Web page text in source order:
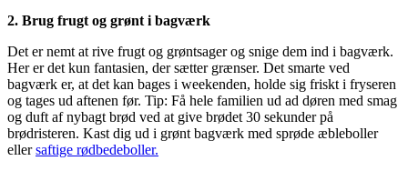
2. Brug frugt og grønt i bagværk
Det er nemt at rive frugt og grøntsager og snige dem ind i bagværk.
Her er det kun fantasien, der sætter grænser. Det smarte ved
bagværk er, at det kan bages i weekenden, holde sig friskt i fryseren
og tages ud aftenen før. Tip: Få hele familien ud ad døren med smag
og duft af nybagt brød ved at give brødet 30 sekunder på
brødristeren. Kast dig ud i grønt bagværk med sprøde æbleboller
ellersaftige rødbedeboller.